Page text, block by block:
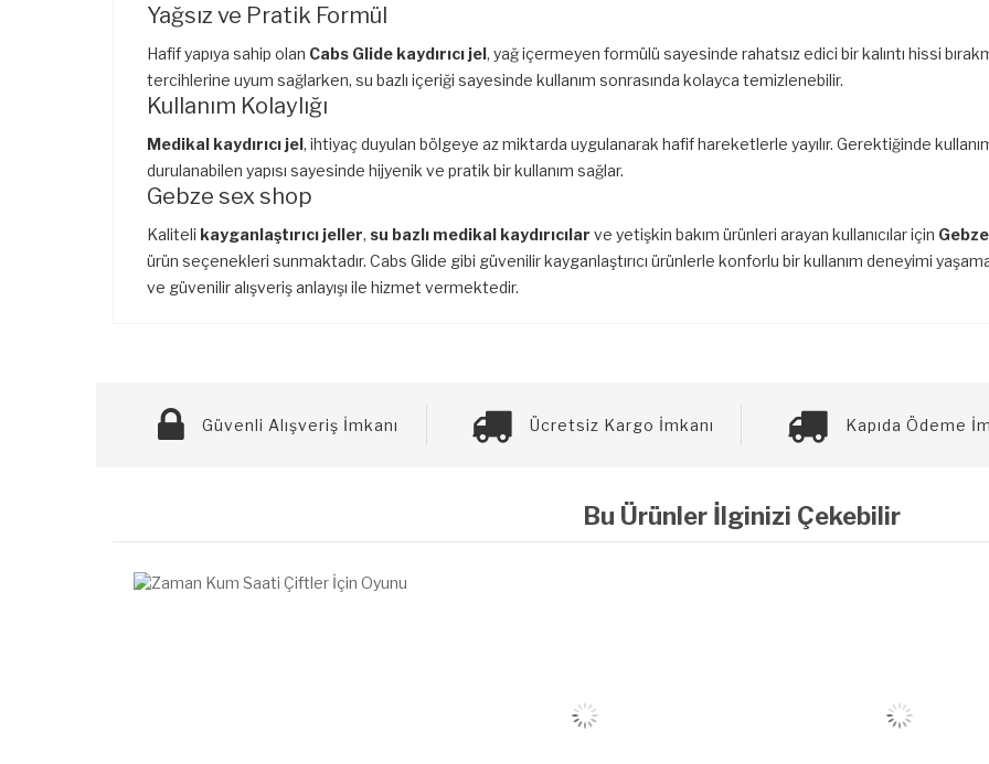
Yağsız ve Pratik Formül
Hafif yapıya sahip olan Cabs Glide kaydırıcı jel, yağ içermeyen formülü sayesinde rahatsız edici bir kalıntı hissi
tercihlerine uyum sağlarken, su bazlı içeriği sayesinde kullanım sonrasında kolayca temizlenebilir.
Kullanım Kolaylığı
Medikal kaydırıcı jel, ihtiyaç duyulan bölgeye az miktarda uygulanarak hafif hareketlerle yayılır. Gerektiğinde
durulanabilen yapısı sayesinde hijyenik ve pratik bir kullanım sağlar.
Gebze sex shop
Kaliteli kayganlaştırıcı jeller, su bazlı medikal kaydırıcılar ve yetişkin bakım ürünleri arayan kullanıcılar için
ürün seçenekleri sunmaktadır. Cabs Glide gibi güvenilir kayganlaştırıcı ürünlerle konforlu bir kullanım deneyimi
ve güvenilir alışveriş anlayışı ile hizmet vermektedir.
Güvenli Alışveriş İmkanı Ücretsiz Kargo İmkanı Kapıda Ödeme
Bu Ürünler İlginizi Çekebilir